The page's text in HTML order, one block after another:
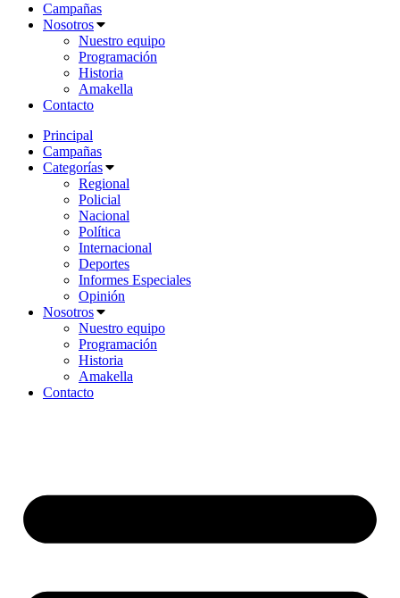
Campañas
Nosotros
Nuestro equipo
Programación
Historia
Amakella
Contacto
Principal
Campañas
Categorías
Regional
Policial
Nacional
Política
Internacional
Deportes
Informes Especiales
Opinión
Nosotros
Nuestro equipo
Programación
Historia
Amakella
Contacto